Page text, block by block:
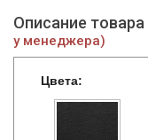
Описание товара
у менеджера)
Цвета: